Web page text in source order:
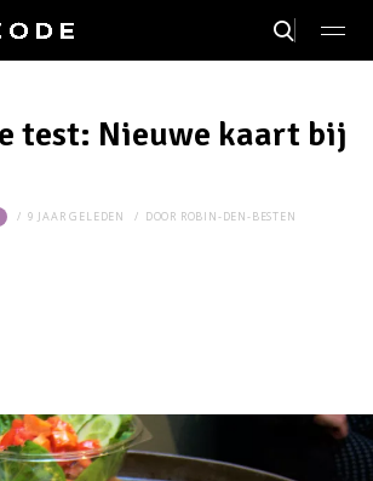
test: Nieuwe kaart bij
9 JAAR GELEDEN DOOR ROBIN-DEN-BESTEN